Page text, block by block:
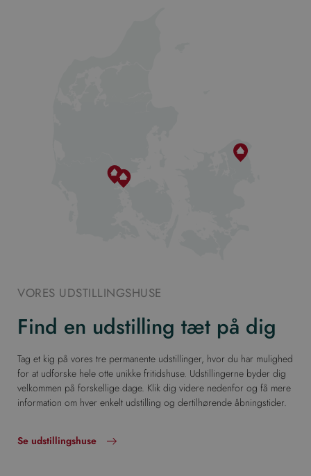
VORES UDSTILLINGSHUSE
Find en udstilling tæt på dig
Tag et kig på vores tre permanente udstillinger, hvor du har mulighed
for at udforske hele otte unikke fritidshuse. Udstillingerne byder dig
velkommen på forskellige dage. Klik dig videre nedenfor og få mere
information om hver enkelt udstilling og dertilhørende åbningstider.
Se udstillingshuse